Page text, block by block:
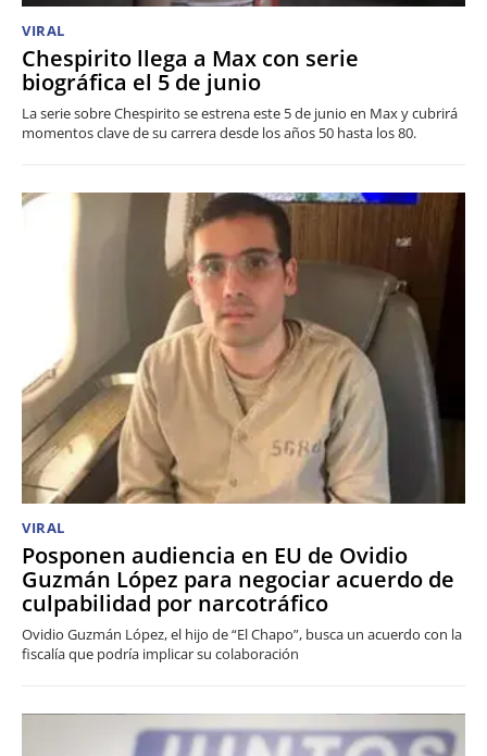
VIRAL
Chespirito llega a Max con serie
biográfica el 5 de junio
La serie sobre Chespirito se estrena este 5 de junio en Max y cubrirá
momentos clave de su carrera desde los años 50 hasta los 80.
VIRAL
Posponen audiencia en EU de Ovidio
Guzmán López para negociar acuerdo de
culpabilidad por narcotráfico
Ovidio Guzmán López, el hijo de “El Chapo”, busca un acuerdo con la
fiscalía que podría implicar su colaboración